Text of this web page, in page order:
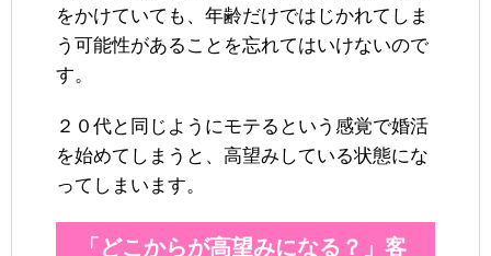
をかけていても、年齢だけではじかれてしま
う可能性があることを忘れてはいけないので
す。
２０代と同じようにモテるという感覚で婚活
を始めてしまうと、高望みしている状態にな
ってしまいます。
「どこからが高望みになる？」客